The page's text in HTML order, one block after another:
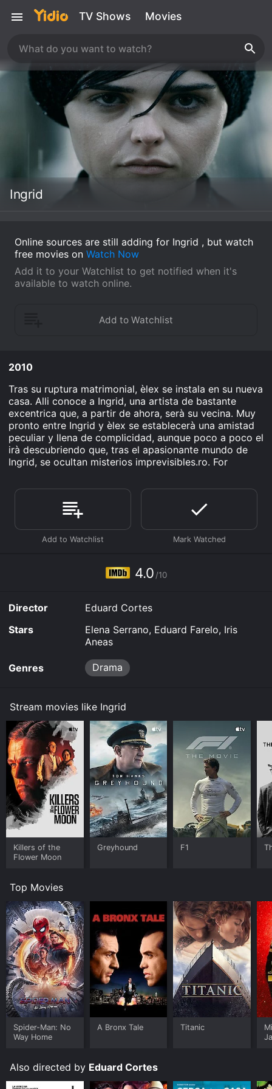
TV Shows Movies
Ingrid
Online sources are still adding for Ingrid , but watch
free movies on Watch Now
Add it to your Watchlist to get notified when it's
available to watch online.
2010
Tras su ruptura matrimonial, èlex se instala en su nueva
casa. Alli conoce a Ingrid, una artista de bastante
excentrica que, a partir de ahora, serà su vecina. Muy
pronto entre Ingrid y èlex se establecerà una amistad
peculiar y llena de complicidad, aunque poco a poco el
irà descubriendo que, tras el apasionante mundo de
Ingrid, se ocultan misterios imprevisibles.ro. For
4.0 /10
Director
Eduard Cortes
Stars
Elena Serrano, Eduard Farelo, Iris
Aneas
Genres Drama
Stream movies like Ingrid
Killers of the
Flower Moon
Greyhound F1
Top Movies
Spider-Man: No
Way Home
A Bronx Tale Titanic
Also directed by Eduard Cortes